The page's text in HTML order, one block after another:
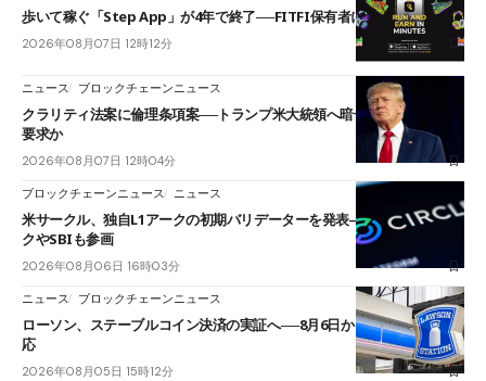
歩いて稼ぐ「Step App」が4年で終了──FITFI保有者に対応呼びかけ
2026年08月07日 12時12分
ニュース ブロックチェーンニュース
クラリティ法案に倫理条項案──トランプ米大統領へ暗号資産事業の売却
要求か
2026年08月07日 12時04分
ブロックチェーンニュース ニュース
米サークル、独自L1アークの初期バリデーターを発表――ブラックロッ
クやSBIも参画
2026年08月06日 16時03分
ニュース ブロックチェーンニュース
ローソン、ステーブルコイン決済の実証へ──8月6日からJPYCやUSDC対
応
2026年08月05日 15時12分